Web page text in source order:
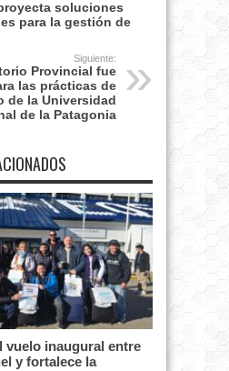
soluciones
para la gestión de
Siguiente:
Provincial fue
las prácticas de
de la Universidad
de la Patagonia
vuelo inaugural entre
y fortalece la